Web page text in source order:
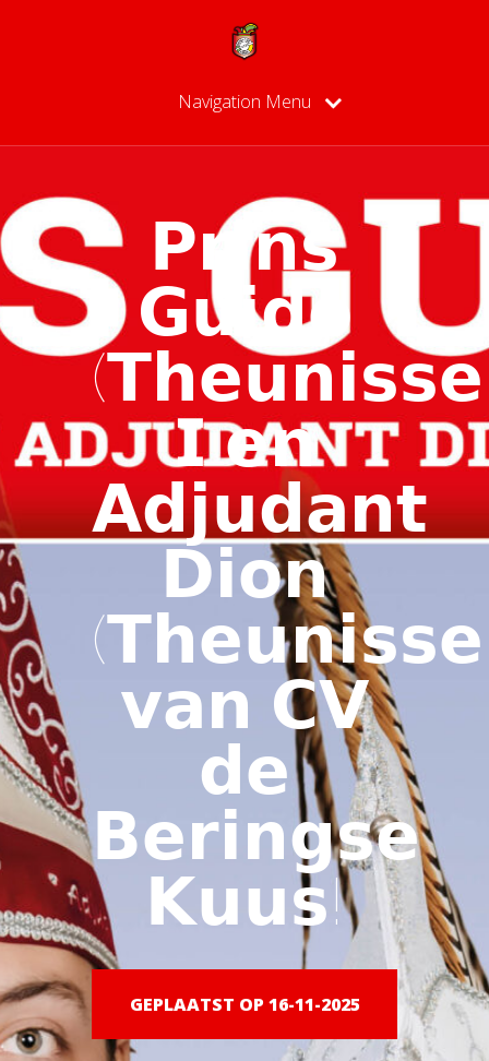
Navigation Menu
𝗣𝗿𝗶𝗻𝘀
𝗚𝘂𝗶𝗱𝗼
𝗜 𝗲𝗻
𝗔𝗱𝗷𝘂𝗱𝗮𝗻𝘁
𝗗𝗶𝗼𝗻
𝘃𝗮𝗻 𝗖𝗩
𝗱𝗲
𝗕𝗲𝗿𝗶𝗻𝗴𝘀𝗲
𝗞𝘂𝘂𝘀!
GEPLAATST OP 16-11-2025